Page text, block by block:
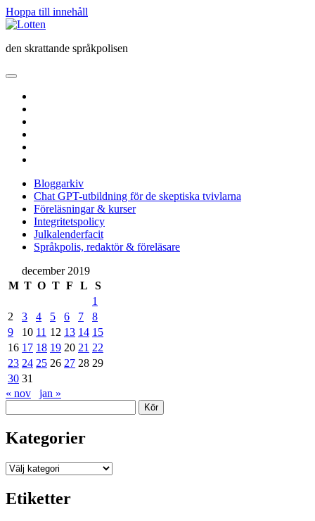
Hoppa till innehåll
Lotten
den skrattande språkpolisen
öppna
meny
Bloggarkiv
Chat GPT-utbildning för de skeptiska tvivlarna
Föreläsningar & kurser
Integritetspolicy
Julkalenderfacit
Språkpolis, redaktör & föreläsare
Sidopanel
december 2019
M T O T F L
S
1
2
3 4 5 6 7
8
9
10 11 12 13 14 15
16 17 18 19 20 21 22
23 24 25 26 27 28 29
30 31
« nov
jan »
Kategorier
Kategorier
Etiketter